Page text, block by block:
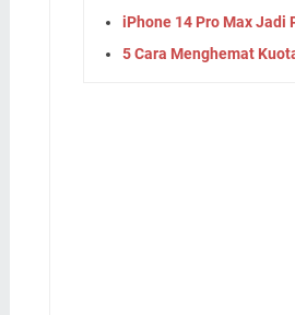
iPhone 14 Pro Max Jadi
5 Cara Menghemat